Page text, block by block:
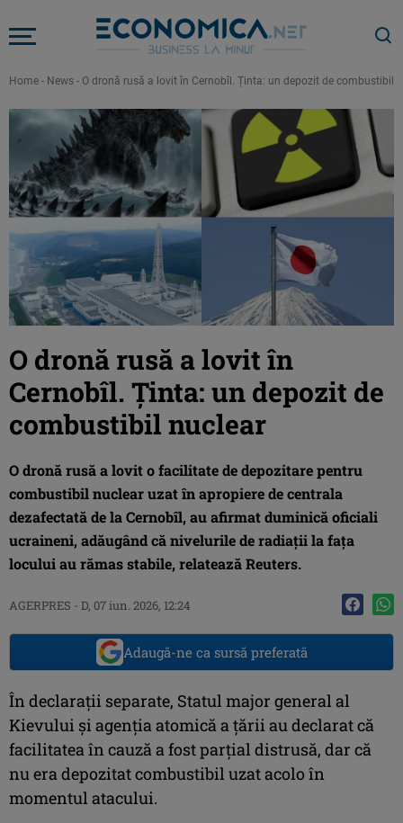
Home - News - O dronă rusă a lovit în Cernobîl. Ținta: un depozit de combustibil
O dronă rusă a lovit în
Cernobîl. Ținta: un depozit de
combustibil nuclear
O dronă rusă a lovit o facilitate de depozitare pentru
combustibil nuclear uzat în apropiere de centrala
dezafectată de la Cernobîl, au afirmat duminică oficiali
ucraineni, adăugând că nivelurile de radiaţii la faţa
locului au rămas stabile, relatează Reuters.
AGERPRES - D, 07 iun. 2026, 12:24
Adaugă-ne ca sursă preferată
În declaraţii separate, Statul major general al
Kievului şi agenţia atomică a ţării au declarat că
facilitatea în cauză a fost parţial distrusă, dar că
nu era depozitat combustibil uzat acolo în
momentul atacului.